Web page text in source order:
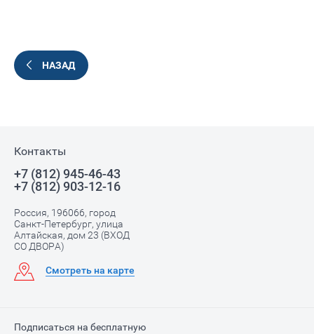
НАЗАД
Контакты
+7 (812) 945-46-43
+7 (812) 903-12-16
Россия, 196066, город
Санкт-Петербург, улица
Алтайская, дом 23 (ВХОД
СО ДВОРА)
Смотреть на карте
Подписаться на бесплатную